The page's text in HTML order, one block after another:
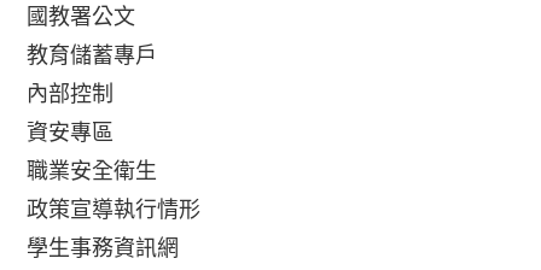
國教署公文
教育儲蓄專戶
內部控制
資安專區
職業安全衛生
政策宣導執行情形
學生事務資訊網